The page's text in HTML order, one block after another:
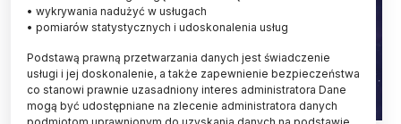
• wykrywania nadużyć w usługach
• pomiarów statystycznych i udoskonalenia usług
Podstawą prawną przetwarzania danych jest świadczenie
usługi i jej doskonalenie, a także zapewnienie bezpieczeństwa
co stanowi prawnie uzasadniony interes administratora Dane
mogą być udostępniane na zlecenie administratora danych